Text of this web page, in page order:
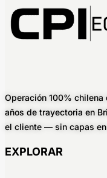
Operación 100% chilena
años de trayectoria en
el cliente — sin capas
EXPLORAR